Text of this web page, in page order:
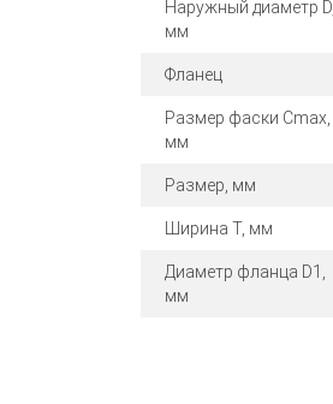
Наружный диаметр D,
мм
Фланец
Размер фаски Cmax,
мм
Размер, мм
Ширина T, мм
Диаметр фланца D1,
мм